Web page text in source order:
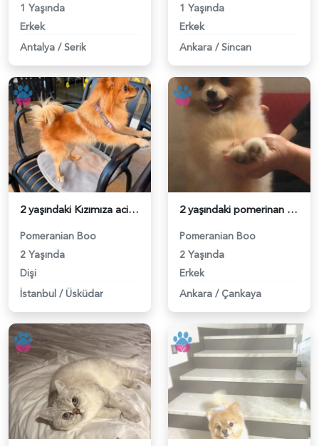
1 Yaşında
Erkek
Antalya / Serik
1 Yaşında
Erkek
Ankara / Sincan
2 yaşındaki Kızımıza acil damat adayı arıyoruz - 118984608
Pomeranian Boo
2 Yaşında
Dişi
İstanbul / Üsküdar
2 yaşındaki pomerinan oğluma eş arıyoruz - 118984492
Pomeranian Boo
2 Yaşında
Erkek
Ankara / Çankaya